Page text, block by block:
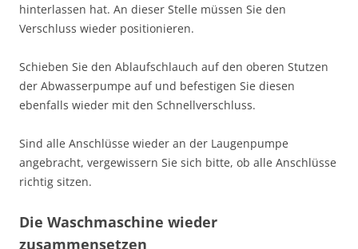
hinterlassen hat. An dieser Stelle müssen Sie den
Verschluss wieder positionieren.
Schieben Sie den Ablaufschlauch auf den oberen Stutzen
der Abwasserpumpe auf und befestigen Sie diesen
ebenfalls wieder mit den Schnellverschluss.
Sind alle Anschlüsse wieder an der Laugenpumpe
angebracht, vergewissern Sie sich bitte, ob alle Anschlüsse
richtig sitzen.
Die Waschmaschine wieder
zusammensetzen